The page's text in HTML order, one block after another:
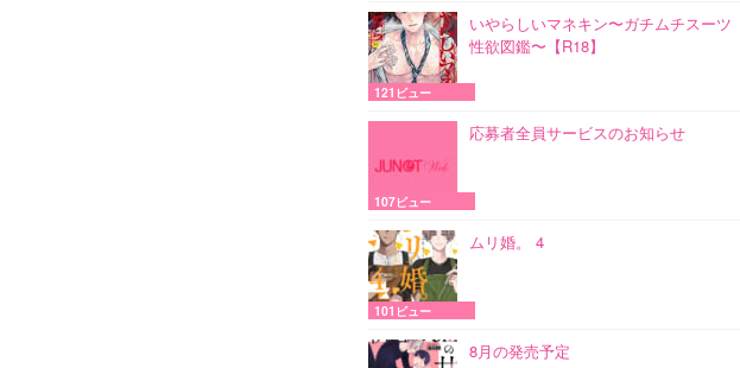
いやらしいマネキン〜ガチムチスーツ
性欲図鑑〜【R18】
121ビュー
応募者全員サービスのお知らせ
107ビュー
ムリ婚。 4
101ビュー
8月の発売予定